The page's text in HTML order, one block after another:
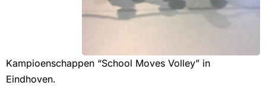
Kampioenschappen “School Moves Volley” in
Eindhoven.